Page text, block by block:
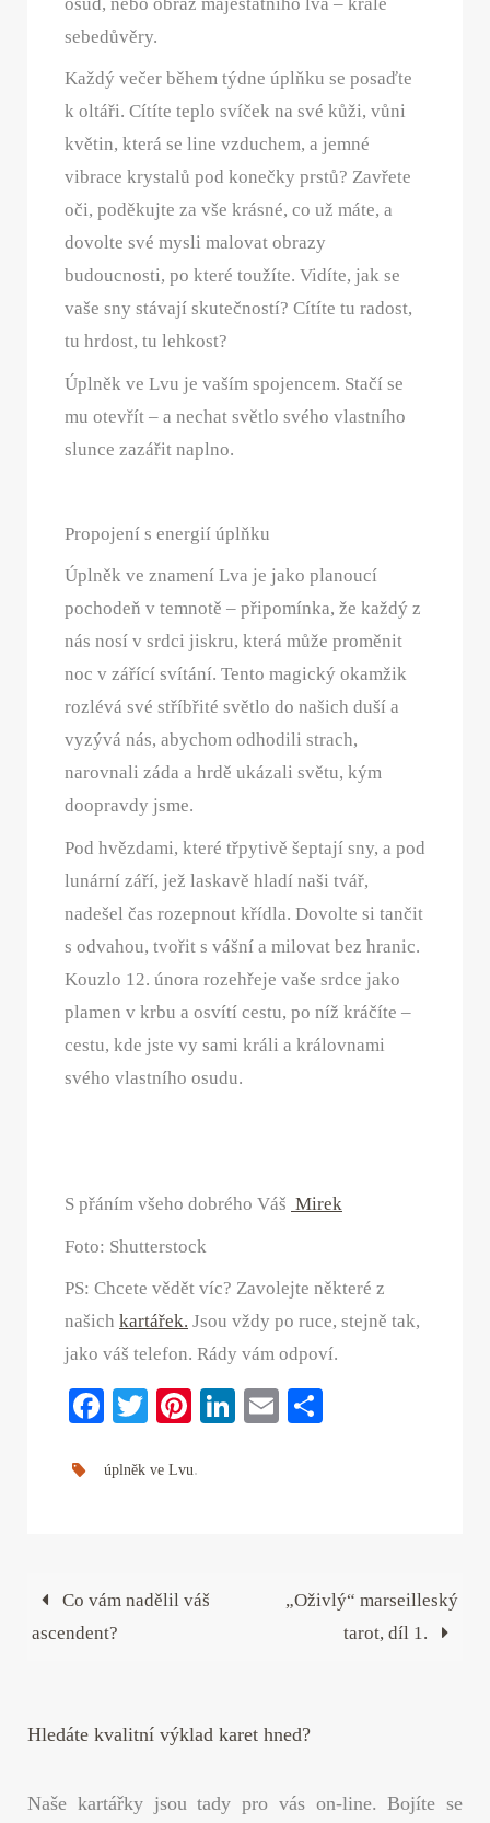
sebedůvěry.
Každý večer během týdne úplňku se posaďte
k oltáři. Cítíte teplo svíček na své kůži, vůni
květin, která se line vzduchem, a jemné
vibrace krystalů pod konečky prstů? Zavřete
oči, poděkujte za vše krásné, co už máte, a
dovolte své mysli malovat obrazy
budoucnosti, po které toužíte. Vidíte, jak se
vaše sny stávají skutečností? Cítíte tu radost,
tu hrdost, tu lehkost?
Úplněk ve Lvu je vaším spojencem. Stačí se
mu otevřít – a nechat světlo svého vlastního
slunce zazářit naplno.
Propojení s energií úplňku
Úplněk ve znamení Lva je jako planoucí
pochodeň v temnotě – připomínka, že každý z
nás nosí v srdci jiskru, která může proměnit
noc v zářící svítání. Tento magický okamžik
rozlévá své stříbřité světlo do našich duší a
vyzývá nás, abychom odhodili strach,
narovnali záda a hrdě ukázali světu, kým
doopravdy jsme.
Pod hvězdami, které třpytivě šeptají sny, a pod
lunární září, jež laskavě hladí naši tvář,
nadešel čas rozepnout křídla. Dovolte si tančit
s odvahou, tvořit s vášní a milovat bez hranic.
Kouzlo 12. února rozehřeje vaše srdce jako
plamen v krbu a osvítí cestu, po níž kráčíte –
cestu, kde jste vy sami králi a královnami
svého vlastního osudu.
S přáním všeho dobrého Váš Mirek
Foto: Shutterstock
PS: Chcete vědět víc? Zavolejte některé z
našich kartářek. Jsou vždy po ruce, stejně tak,
jako váš telefon. Rády vám odpoví.
Fa
bo
T
tte
Pi
er
Li
E
úplněk ve Lvu.
Co vám nadělil váš
ascendent?
„Oživlý“ marseilleský
tarot, díl 1.
Hledáte kvalitní výklad karet hned?
Naše kartářky jsou tady pro vás on-line. Bojíte se